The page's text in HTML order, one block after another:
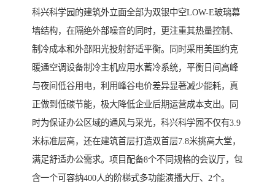
科兴科学园的建筑外立面全部为双银中空LOW-E玻璃幕
墙结构，在隔绝外部噪音的同时，更注重其热量控制、
制冷成本和外部阳光投射舒适平衡。同时采用美国约克
暖通空调设备制冷主机应用水蓄冷系统，平衡日间高峰
与夜间低谷用电，利用峰谷电价差异显著减少能耗，真
正做到低碳节能，极大降低企业后期运营成本支出。同
时为保证办公区域的通风与采光，科兴科学园不仅有3.9
米标准层高，还在建筑首层打造双首层7.8米挑高大堂，
满足舒适办公需求。项目配备8个不同规格的会议厅，包
含一个可容纳400人的阶梯式多功能演播大厅、2个。